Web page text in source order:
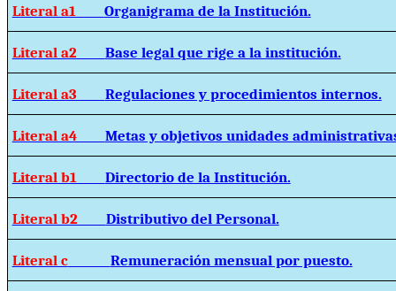
Literal a1 Organigrama de la Institución.
Literal a2 Base legal que rige a la institución.
Literal a3 Regulaciones y procedimientos internos.
Literal a4 Metas y objetivos unidades
Literal b1 Directorio de la Institución.
Literal b2 Distributivo del Personal.
Literal c Remuneración mensual por puesto.